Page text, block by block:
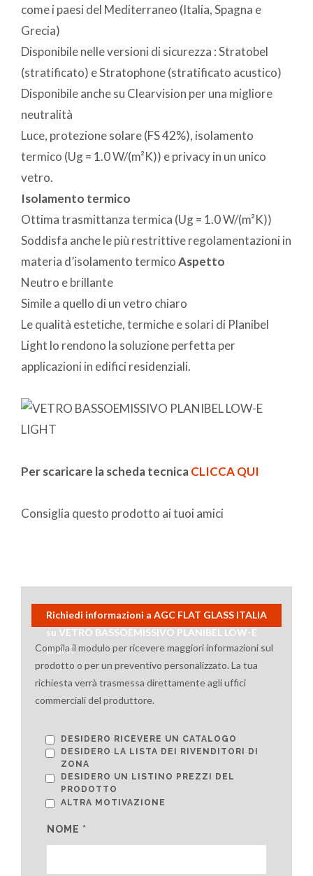
come i paesi del Mediterraneo (Italia, Spagna e
Grecia)
Disponibile nelle versioni di sicurezza : Stratobel
(stratificato) e Stratophone (stratificato acustico)
Disponibile anche su Clearvision per una migliore
neutralità
Luce, protezione solare (FS 42%), isolamento
termico (Ug = 1.0 W/(m²K)) e privacy in un unico
vetro.
Isolamento termico
Ottima trasmittanza termica (Ug = 1.0 W/(m²K))
Soddisfa anche le più restrittive regolamentazioni in
materia d’isolamento termicoAspetto
Neutro e brillante
Simile a quello di un vetro chiaro
Le qualità estetiche, termiche e solari di Planibel
Light lo rendono la soluzione perfetta per
applicazioni in edifici residenziali.
Per scaricare la scheda tecnicaCLICCA QUI
Consiglia questo prodotto ai tuoi amici
Richiedi informazioni a AGC FLAT GLASS ITALIA
su VETRO BASSOEMISSIVO PLANIBEL LOW-E
LIGHT
Compila il modulo per ricevere maggiori informazioni sul
prodotto o per un preventivo personalizzato. La tua
richiesta verrà trasmessa direttamente agli uffici
commerciali del produttore.
DESIDERO RICEVERE UN CATALOGO
DESIDERO LA LISTA DEI RIVENDITORI DI
ZONA
DESIDERO UN LISTINO PREZZI DEL
PRODOTTO
ALTRA MOTIVAZIONE
NOME *